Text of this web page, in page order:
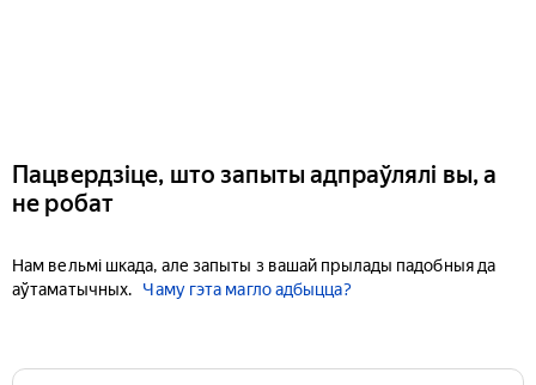
Пацвердзіце, што запыты адпраўлялі вы, а
не робат
Нам вельмі шкада, але запыты з вашай прылады падобныя да
аўтаматычных.
Чаму гэта магло адбыцца?